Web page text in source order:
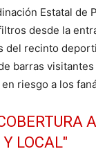
Estatal de
desde la
del recinto
barras
riesgo a los
LOCAL"